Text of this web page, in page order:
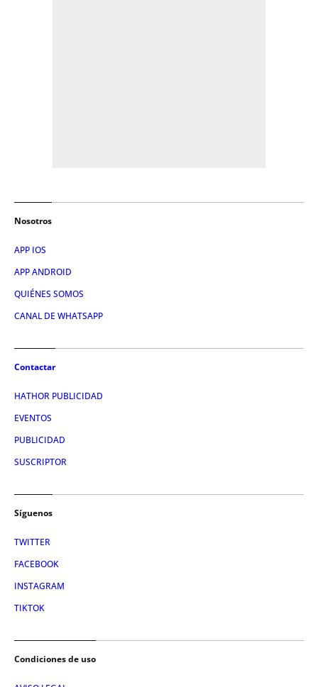
Nosotros
APP IOS
APP ANDROID
QUIÉNES SOMOS
CANAL DE WHATSAPP
Contactar
HATHOR PUBLICIDAD
EVENTOS
PUBLICIDAD
SUSCRIPTOR
Síguenos
TWITTER
FACEBOOK
INSTAGRAM
TIKTOK
Condiciones de uso